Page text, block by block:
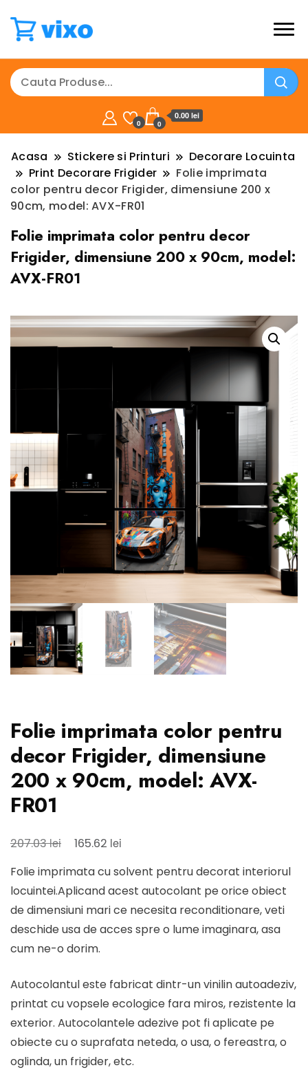
0 0
0.00 lei
Acasa Stickere si Printuri
Decorare Locuinta
Print Decorare Frigider
Folie imprimata
color pentru decor Frigider, dimensiune 200 x
90cm, model: AVX-FR01
Folie imprimata color pentru decor
Frigider, dimensiune 200 x 90cm, model:
AVX-FR01
Folie imprimata color pentru
decor Frigider, dimensiune
200 x 90cm, model: AVX-
FR01
207.03lei
Prețul
a
fost:
207.03 lei.
165.62 lei
este:
165.62 lei.
Folie imprimata cu solvent pentru decorat interiorul
locuintei.Aplicand acest autocolant pe orice obiect
de dimensiuni mari ce necesita reconditionare, veti
deschide usa de acces spre o lume imaginara, asa
cum ne-o dorim.
Autocolantul este fabricat dintr-un vinilin autoadeziv,
printat cu vopsele ecologice fara miros, rezistente la
exterior. Autocolantele adezive pot fi aplicate pe
obiecte cu o suprafata neteda, o usa, o fereastra, o
oglinda, un frigider, etc.